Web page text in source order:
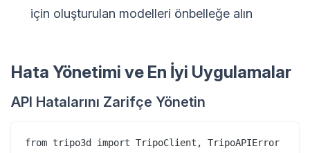
için oluşturulan modelleri önbelleğe alın
Hata Yönetimi ve En İyi Uygulamalar
API Hatalarını Zarifçe Yönetin
from tripo3d import TripoClient, TripoAPIError